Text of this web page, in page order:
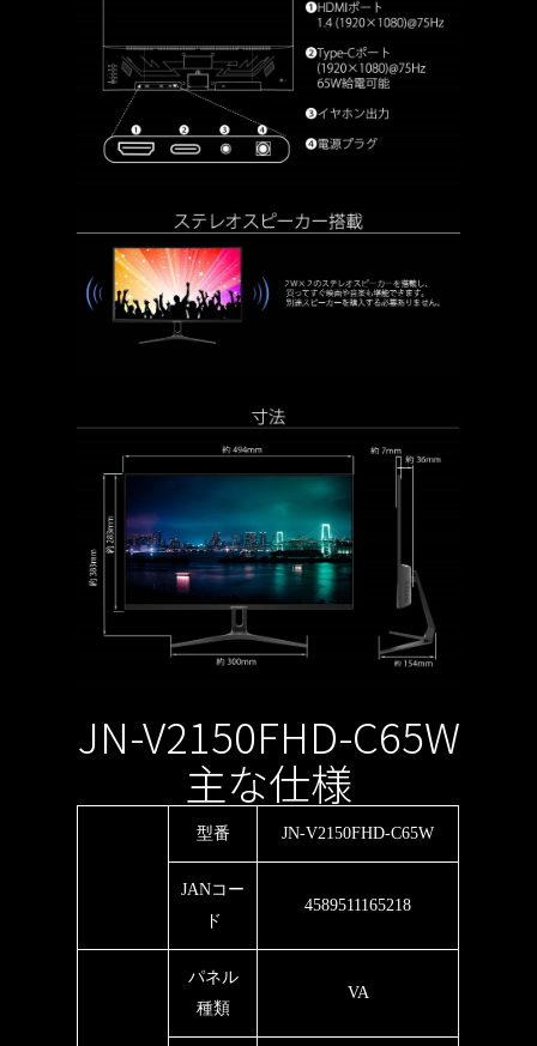
JN-V2150FHD-C65W
主な仕様
型番 JN-V2150FHD-C65W
JANコー
ド
4589511165218
パネル
種類
VA